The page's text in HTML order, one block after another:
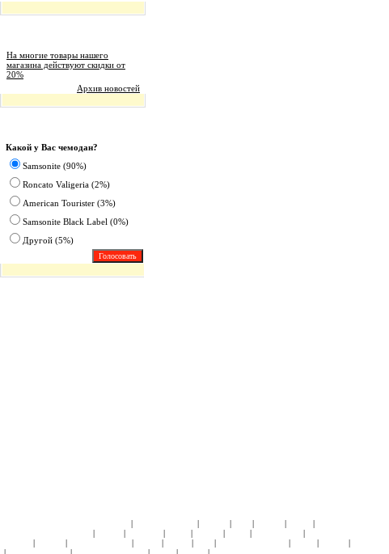
На многие товары нашего
магазина действуют скидки от
20%
Архив новостей
Какой у Вас чемодан?
Samsonite (90%)
Roncato Valigeria (2%)
American Tourister (3%)
Samsonite Black Label (0%)
Другoй (5%)
| | | | | |
| | | | | | |
| | | | | | | | |